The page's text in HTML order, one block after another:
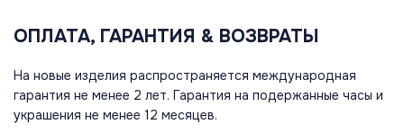
ОПЛАТА, ГАРАНТИЯ & ВОЗВРАТЫ
На новые изделия распространяется международная
гарантия не менее 2 лет. Гарантия на подержанные часы и
украшения не менее 12 месяцев.